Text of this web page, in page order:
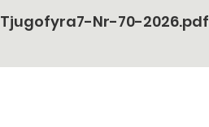
Tjugofyra7-Nr-70-2026.pdf